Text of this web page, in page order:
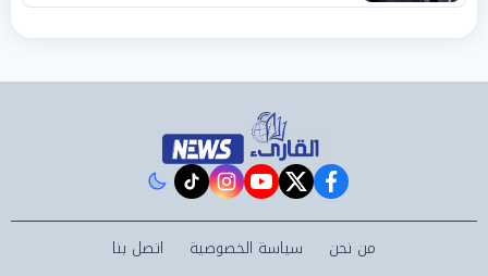
facebook
twitter
youtube
instagram
tiktok
من نحن سياسة الخصوصية اتصل بنا